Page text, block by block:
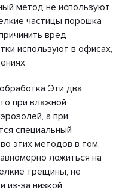
метод не используют
частицы порошка
вред
используют в офисах,
Эти два
при влажной
а при
специальный
этих методов в том,
ложиться на
трещины, не
из-за низкой